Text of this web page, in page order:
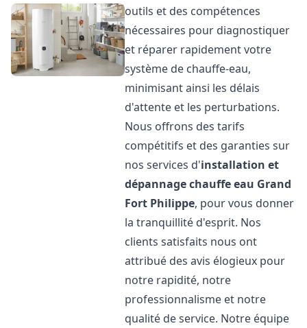
outils et des compétences
nécessaires pour diagnostiquer
et réparer rapidement votre
système de chauffe-eau,
minimisant ainsi les délais
d'attente et les perturbations.
Nous offrons des tarifs
compétitifs et des garanties sur
nos services d'installation et
dépannage chauffe eau Grand
Fort Philippe, pour vous donner
la tranquillité d'esprit. Nos
clients satisfaits nous ont
attribué des avis élogieux pour
notre rapidité, notre
professionnalisme et notre
qualité de service. Notre équipe